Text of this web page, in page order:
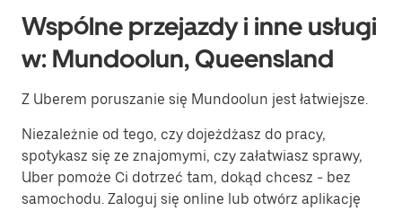
Wspólne przejazdy i inne usługi
w: Mundoolun, Queensland
Z Uberem poruszanie się Mundoolun jest łatwiejsze.
Niezależnie od tego, czy dojeżdżasz do pracy,
spotykasz się ze znajomymi, czy załatwiasz sprawy,
Uber pomoże Ci dotrzeć tam, dokąd chcesz - bez
samochodu. Zaloguj się online lub otwórz aplikację